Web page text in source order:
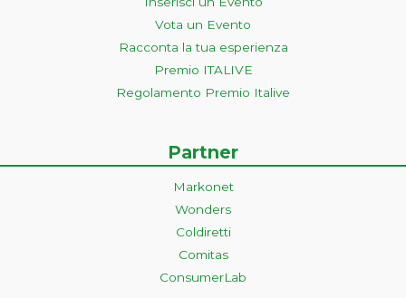
Vota un Evento
Racconta la tua esperienza
Premio ITALIVE
Regolamento Premio Italive
Partner
Markonet
Wonders
Coldiretti
Comitas
ConsumerLab